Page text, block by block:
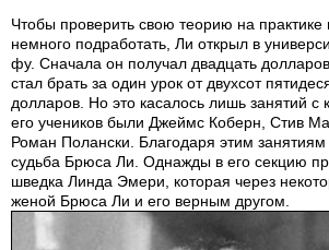
Чтобы проверить свою теорию на
немного подработать, Ли открыл в
фу. Сначала он получал двадцать
стал брать за один урок от двухсот
долларов. Но это касалось лишь занятий с
его учеников были Джеймс Коберн, Стив
Роман Полански. Благодаря этим
судьба Брюса Ли. Однажды в его секцию
шведка Линда Эмери, которая через
женой Брюса Ли и его верным другом.